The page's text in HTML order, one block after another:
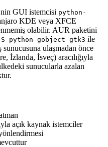
GUI istemcisi python-
KDE veya XFCE
olabilir. AUR paketini
S python-gobject gtk3 ile
ulaşmadan önce
İzlanda, İsveç) aracılığıyla
sunucularla azalan
açık kaynak istemciler